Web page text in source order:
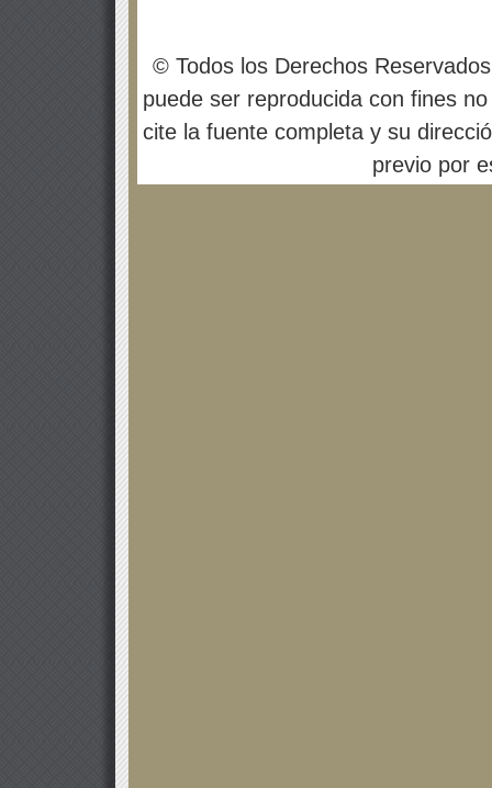
© Todos los Derechos
puede ser reproducida con fines
cite la fuente completa y su
previo por